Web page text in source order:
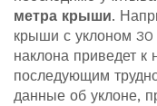
метра крыши.
крыши с уклоном 30
наклона приведет к
последующим
данные об уклоне,